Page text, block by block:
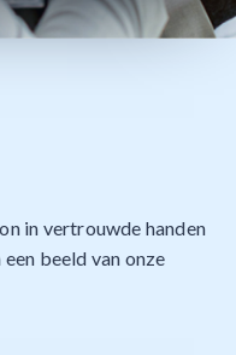
in vertrouwde handen
beeld van onze